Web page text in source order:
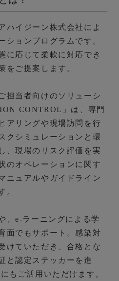
ハイジーン株式会社によ
ションプログラムです。
に応じて柔軟に対応でき
をご提案します。
担当者向けのソリューシ
CONTROL」は、専門
アリングや現場訪問を行
クシミュレーションと環
、現場のリスク評価を実
のオペレーションに関す
ニュアルやガイドライン
。
、e-ラーニングによる学
面でもサポート。感染対
けていただき、合格とな
と認定ステッカーを進
もご活用いただけます。